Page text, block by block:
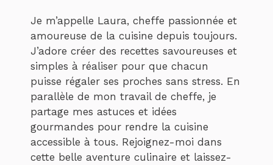
Je m’appelle Laura, cheffe passionnée et
amoureuse de la cuisine depuis toujours.
J’adore créer des recettes savoureuses et
simples à réaliser pour que chacun
puisse régaler ses proches sans stress. En
parallèle de mon travail de cheffe, je
partage mes astuces et idées
gourmandes pour rendre la cuisine
accessible à tous. Rejoignez-moi dans
cette belle aventure culinaire et laissez-